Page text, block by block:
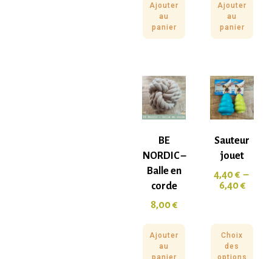
Ajouter
au
panier
Ajouter
au
panier
BE
NORDIC –
Balle en
corde
8,00€
Ajouter
au
panier
Sauteur
jouet
4,40€ –
6,40€
Choix
des
options